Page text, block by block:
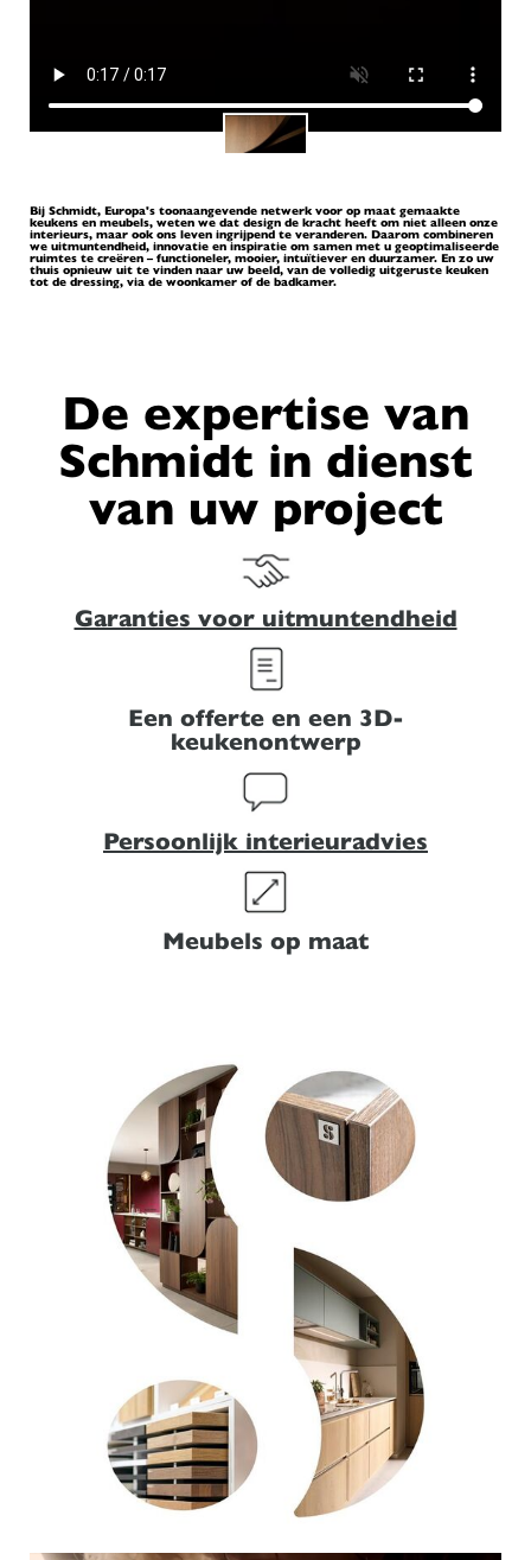
Bij Schmidt, Europa's toonaangevende netwerk voor op maat gemaakte
keukens en meubels, weten we dat design de kracht heeft om niet alleen onze
interieurs, maar ook ons leven ingrijpend te veranderen. Daarom combineren
we uitmuntendheid, innovatie en inspiratie om samen met u geoptimaliseerde
ruimtes te creëren – functioneler, mooier, intuïtiever en duurzamer. En zo uw
thuis opnieuw uit te vinden naar uw beeld, van de volledig uitgeruste keuken
tot de dressing, via de woonkamer of de badkamer.
De expertise van
Schmidt in dienst
van uw project
Garanties voor uitmuntendheid
Een offerte en een 3D-
keukenontwerp
Persoonlijk interieuradvies
Meubels op maat